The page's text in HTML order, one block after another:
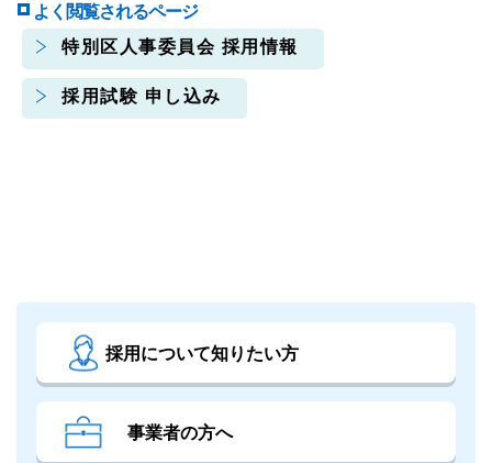
よく閲覧されるページ
特別区人事委員会 採用情報
採用試験 申し込み
採用について知りたい方
事業者の方へ